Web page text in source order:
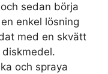
sedan börja
enkel lösning
med en skvätt
och spraya